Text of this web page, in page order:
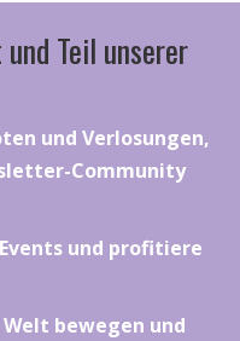
Teil unserer
und Verlosungen,
Community
und profitiere
bewegen und